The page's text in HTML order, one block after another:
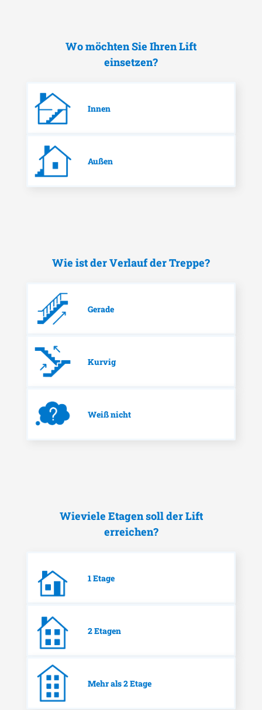
Wo möchten Sie Ihren Lift
einsetzen?
Innen
Außen
Wie ist der Verlauf der Treppe?
Gerade
Kurvig
Weiß nicht
Wieviele Etagen soll der Lift
erreichen?
1 Etage
2 Etagen
Mehr als 2 Etage